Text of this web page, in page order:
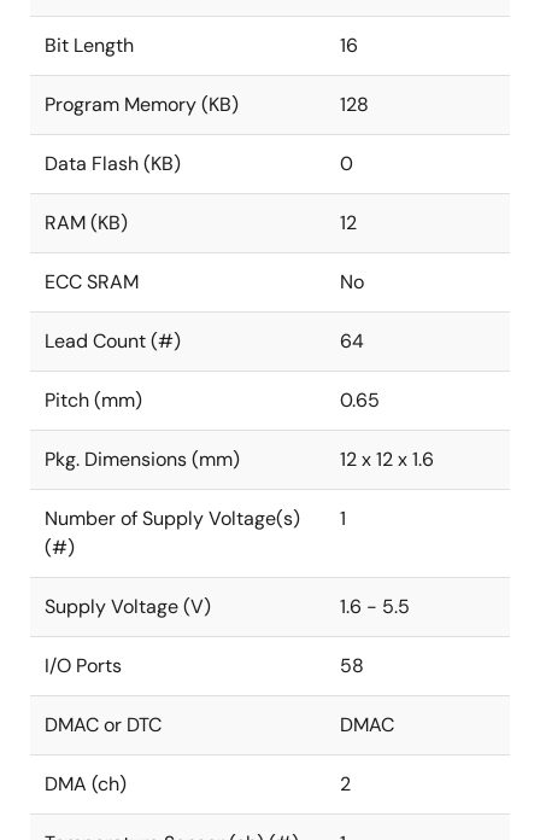
Bit Length 16
Program Memory (KB) 128
Data Flash (KB) 0
RAM (KB) 12
ECC SRAM No
Lead Count (#) 64
Pitch (mm) 0.65
Pkg. Dimensions (mm) 12 x 12 x 1.6
Number of Supply Voltage(s)
(#)
1
Supply Voltage (V) 1.6 - 5.5
I/O Ports 58
DMAC or DTC DMAC
DMA (ch) 2